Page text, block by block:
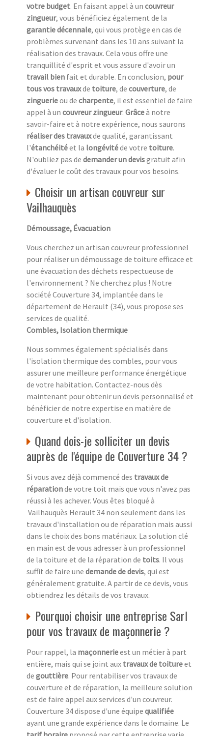
votre budget. En faisant appel à un couvreur
zingueur, vous bénéficiez également de la
garantie décennale, qui vous protège en cas de
problèmes survenant dans les 10 ans suivant la
réalisation des travaux. Cela vous offre une
tranquillité d'esprit et vous assure d'avoir un
travail bien fait et durable. En conclusion, pour
tous vos travauxde toiture, de couverture, de
zinguerieou de charpente, il est essentiel de faire
appel à un couvreur zingueur. Grâceà notre
savoir-faire et à notre expérience, nous saurons
réaliser des travauxde qualité, garantissant
l'étanchéitéet la longévitéde votre toiture.
N'oubliez pas de demander un devisgratuit afin
d'évaluer le coût des travaux pour vos besoins.
Choisir un artisan couvreur sur
Vailhauquès
Démoussage, Évacuation
Vous cherchez un artisan couvreur professionnel
pour réaliser un démoussage de toiture efficace et
une évacuation des déchets respectueuse de
l'environnement ? Ne cherchez plus ! Notre
société Couverture 34, implantée dans le
département de Herault (34), vous propose ses
services de qualité.
Combles, Isolation thermique
Nous sommes également spécialisés dans
l'isolation thermique des combles, pour vous
assurer une meilleure performance énergétique
de votre habitation. Contactez-nous dès
maintenant pour obtenir un devis personnalisé et
bénéficier de notre expertise en matière de
couverture et d'isolation.
Quand dois-je solliciter un devis
auprès de l'équipe de Couverture 34 ?
Si vous avez déjà commencé des travaux de
réparationde votre toit mais que vous n'avez pas
réussi à les achever. Vous êtes bloqué à
Vailhauquès Herault 34 non seulement dans les
travaux d'installation ou de réparation mais aussi
dans le choix des bons matériaux. La solution clé
en main est de vous adresser à un professionnel
de la toiture et de la réparation de toits. Il vous
suffit de faire une demande de devis, qui est
généralement gratuite. A partir de ce devis, vous
obtiendrez les détails de vos travaux.
Pourquoi choisir une entreprise Sarl
pour vos travaux de maçonnerie ?
Pour rappel, la maçonnerieest un métier à part
entière, mais qui se joint aux travaux de toitureet
de gouttière. Pour rentabiliser vos travaux de
couverture et de réparation, la meilleure solution
est de faire appel aux services d'un couvreur.
Couverture 34 dispose d'une équipe qualifiée
ayant une grande expérience dans le domaine. Le